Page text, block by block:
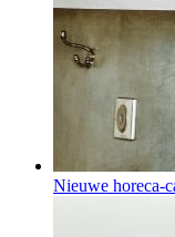
Nieuwe horeca-